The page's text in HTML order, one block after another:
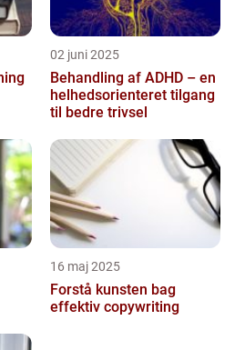
02 juni 2025
Behandling af ADHD – en
helhedsorienteret tilgang
til bedre trivsel
16 maj 2025
Forstå kunsten bag
effektiv copywriting